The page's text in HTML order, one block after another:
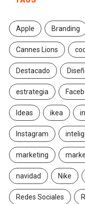
Apple Branding
Cannes Lions
Destacado
estrategia
Ideas ikea
Instagram
marketing
navidad Nike
Redes Sociales